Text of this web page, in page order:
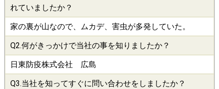
れていましたか？
家の裏が山なので、ムカデ、害虫が多発していた。
Q2.何がきっかけで当社の事を知りましたか？
日東防疫株式会社 広島
Q3.当社を知ってすぐに問い合わせをしましたか？